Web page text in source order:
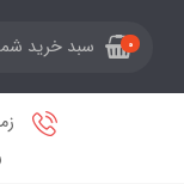
0 سبد خرید